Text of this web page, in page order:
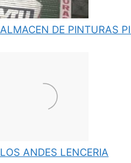
ALMACEN DE PINTURAS
LOS ANDES LENCERIA